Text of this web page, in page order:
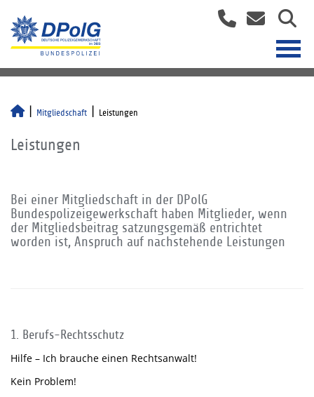
Mitgliedschaft Leistungen
Leistungen
Bei einer Mitgliedschaft in der DPolG
Bundespolizeigewerkschaft haben Mitglieder, wenn
der Mitgliedsbeitrag satzungsgemäß entrichtet
worden ist, Anspruch auf nachstehende Leistungen
1. Berufs-Rechtsschutz
Hilfe – Ich brauche einen Rechtsanwalt!
Kein Problem!